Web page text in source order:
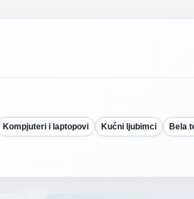
Kompjuteri i laptopovi Kućni ljubimci Bela